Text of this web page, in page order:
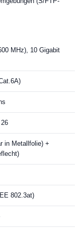
MHz), 10 Gigabit
in Metallfolie) +
802.3at)